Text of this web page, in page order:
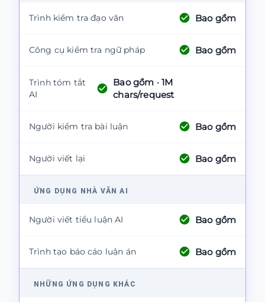
Trình kiểm tra đạo văn Bao gồm
Công cụ kiểm tra ngữ pháp Bao gồm
Trình tóm tắt
AI
Bao gồm · 1M
chars/request
Người kiểm tra bài luận Bao gồm
Người viết lại Bao gồm
ỨNG DỤNG NHÀ VĂN AI
Người viết tiểu luận AI Bao gồm
Trình tạo báo cáo luận án Bao gồm
NHỮNG ỨNG DỤNG KHÁC